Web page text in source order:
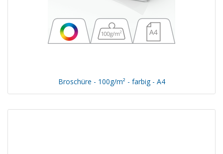
Broschüre - 100g/m² - farbig - A4